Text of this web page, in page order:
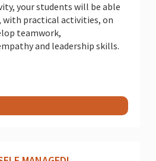
your students will be able
with practical activities, on
teamwork,
and leadership skills.